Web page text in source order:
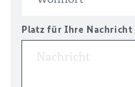
Platz für Ihre Nachricht